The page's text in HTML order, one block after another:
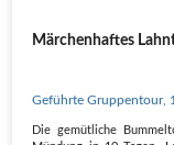
Märchenhaftes
Geführte Gruppentour,
Die gemütliche